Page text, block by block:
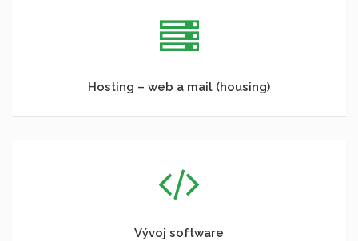
Hosting – web a mail (housing)
Vývoj software